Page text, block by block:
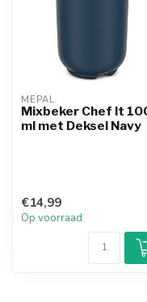
MEPAL
Mixbeker Chef It
ml met Deksel Navy
€14,99
Op voorraad